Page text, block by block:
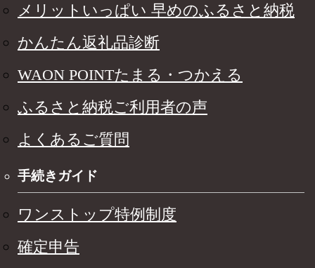
メリットいっぱい 早めのふるさと納税
かんたん返礼品診断
WAON POINTたまる・つかえる
ふるさと納税ご利用者の声
よくあるご質問
手続きガイド
ワンストップ特例制度
確定申告